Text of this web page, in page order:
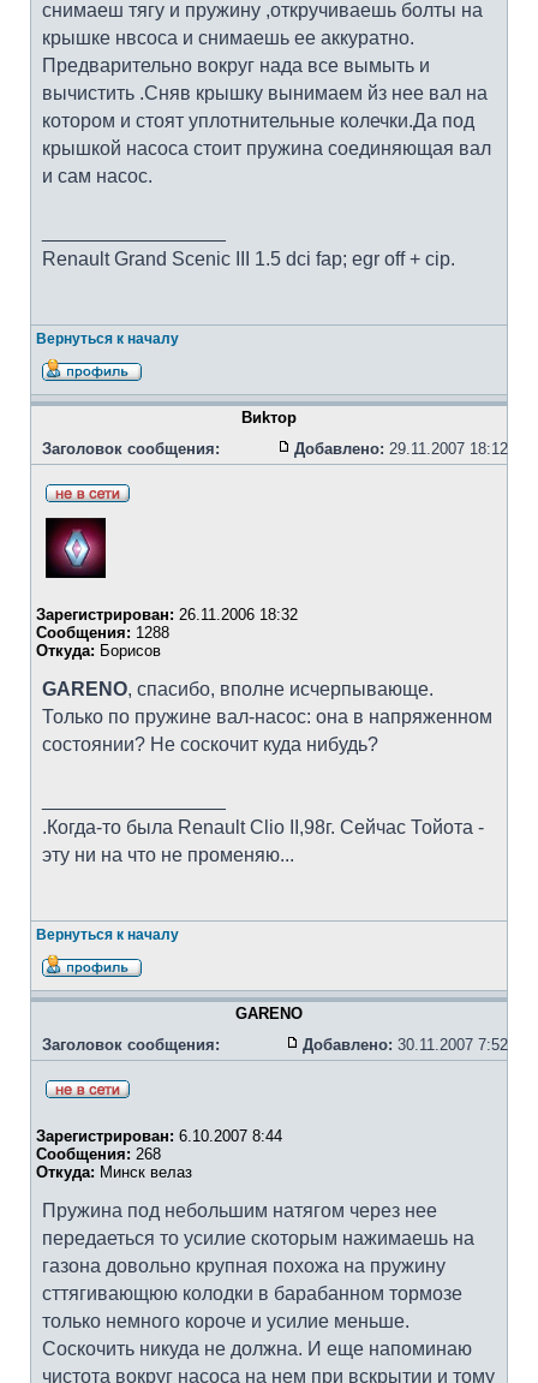
снимаеш тягу и пружину ,откручиваешь болты на
крышке нвсоса и снимаешь ее аккуратно.
Предварительно вокруг нада все вымыть и
вычистить .Сняв крышку вынимаем йз нее вал на
котором и стоят уплотнительные колечки.Да под
крышкой насоса стоит пружина соединяющая вал
и сам насос.
Renault Grand Scenic III 1.5 dci fap; egr off + cip.
Вернуться к началу
Bиkтоp
Заголовок сообщения:
Добавлено: 29.11.2007 18:12
Зарегистрирован: 26.11.2006 18:32
Сообщения: 1288
Откуда: Борисов
GARENO, спасибо, вполне исчерпывающе.
Только по пружине вал-насос: она в напряженном
состоянии? Не соскочит куда нибудь?
.Когда-то была Renault Clio II,98г. Сейчас Тойота -
эту ни на что не променяю...
Вернуться к началу
GARENO
Заголовок сообщения:
Добавлено: 30.11.2007 7:52
Зарегистрирован: 6.10.2007 8:44
Сообщения: 268
Откуда: Минск велаз
Пружина под небольшим натягом через нее
передаеться то усилие скоторым нажимаешь на
газона довольно крупная похожа на пружину
сттягивающюю колодки в барабанном тормозе
только немного короче и усилие меньше.
Соскочить никуда не должна. И еще напоминаю
чистота вокруг насоса на нем при вскрытии и тому